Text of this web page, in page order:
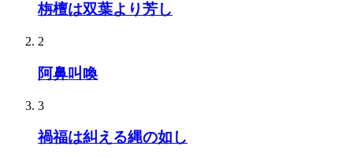
栴檀は双葉より芳し
2
阿鼻叫喚
3
禍福は糾える縄の如し